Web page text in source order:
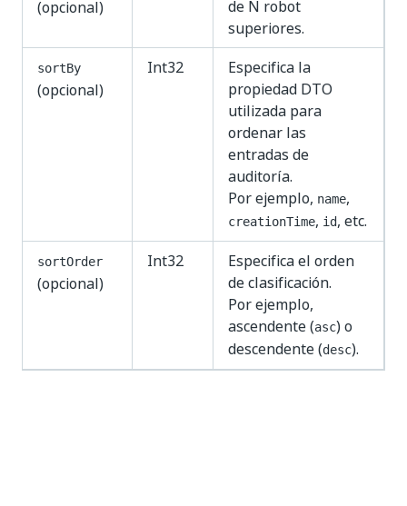
(opcional)
de N robot
superiores.
sortBy
(opcional)
Int32
Especifica la
propiedad DTO
utilizada para
ordenar las
entradas de
auditoría.
Por ejemplo, name,
creationTime, id, etc.
sortOrder
(opcional)
Int32
Especifica el orden
de clasificación.
Por ejemplo,
ascendente (asc) o
descendente (desc).